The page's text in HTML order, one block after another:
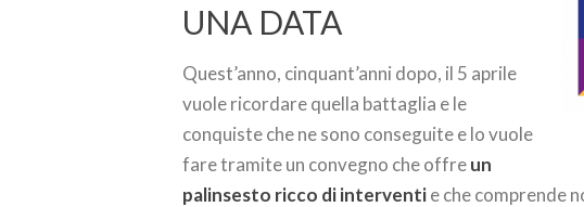
UNA DATA
Quest’anno, cinquant’anni dopo, il 5 aprile
vuole ricordare quella battaglia e le
conquiste che ne sono conseguite e lo vuole
fare tramite un convegno che offreun
palinsesto ricco di interventie che comprende